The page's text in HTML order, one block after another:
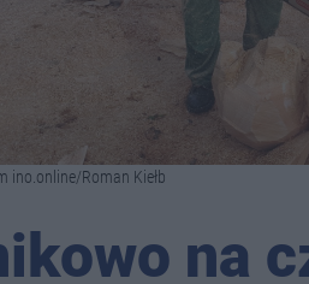
ino.online/Roman Kiełb
na